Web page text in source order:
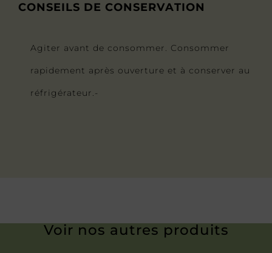
CONSEILS DE CONSERVATION
Agiter avant de consommer. Consommer
rapidement après ouverture et à conserver au
réfrigérateur.-
Voir nos autres produits